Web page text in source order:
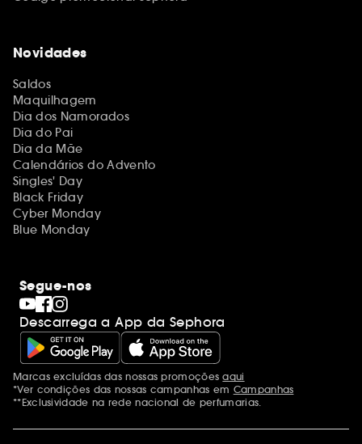
Novidades
Saldos
Maquilhagem
Dia dos Namorados
Dia do Pai
Dia da Mãe
Calendários do Advento
Singles' Day
Black Friday
Cyber Monday
Blue Monday
Segue-nos
Descarrega a App da Sephora
Menções adicionais
Marcas excluídas das nossas promoçõesaqui
*Ver condições das nossas campanhas em Campanhas
**Exclusividade na rede nacional de perfumarias.